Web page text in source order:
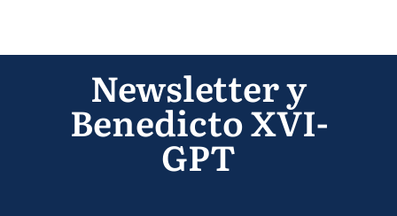
Newsletter y
Benedicto XVI-
GPT